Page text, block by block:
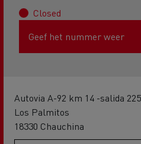
Closed
Geef het nummer weer
Autovia A-92 km 14 -salida 225
Los Palmitos
18330 Chauchina